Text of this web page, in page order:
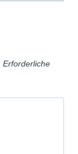
Erforderliche